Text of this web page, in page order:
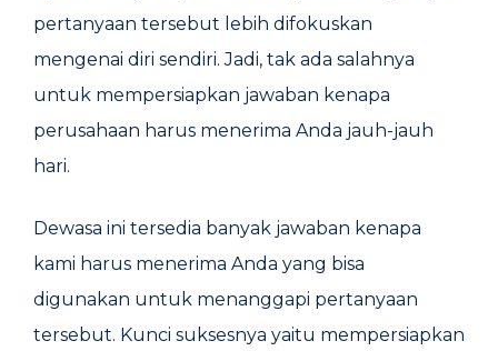
pertanyaan tersebut lebih difokuskan
mengenai diri sendiri. Jadi, tak ada salahnya
untuk mempersiapkan jawaban kenapa
perusahaan harus menerima Anda jauh-jauh
hari.
Dewasa ini tersedia banyak jawaban kenapa
kami harus menerima Anda yang bisa
digunakan untuk menanggapi pertanyaan
tersebut. Kunci suksesnya yaitu mempersiapkan